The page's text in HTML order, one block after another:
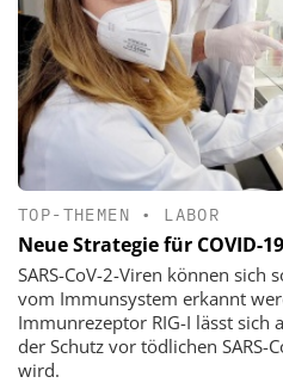
TOP-THEMEN • LABOR
Neue Strategie für COVID-
SARS-CoV-2-Viren können sich
vom Immunsystem erkannt
Immunrezeptor RIG-I lässt sich
der Schutz vor tödlichen SARS-
wird.